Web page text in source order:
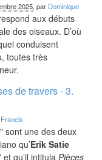
2025, par Dominique
aux débuts
des oiseaux. D’où
conduisent
toutes très
de travers - 3.
Francis
sont une des deux
qu’Erik Satie
qu’il intitulaPièces